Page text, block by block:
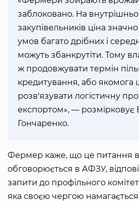
заблоковано. На
закупівельників ціна
умов багато дрібних і
можуть збанкрутіти. Тому
ж продовжувати термін
кредитування, або
розв'язувати логістичну
експортом», — розмірковує
Гончаренко.
Фермер каже, що це питання
обговорюється в АФЗУ,
запити до профільного
яка своєю чергою